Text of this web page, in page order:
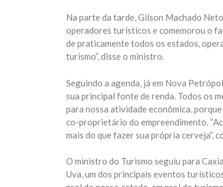
Na parte da tarde, Gilson Machado
operadores turísticos e comemorou o
de praticamente todos os estados,
turismo”, disse o ministro.
Seguindo a agenda, já em Nova
sua principal fonte de renda. Todos os
para nossa atividade econômica,
co-proprietário do empreendimento.
mais do que fazer sua própria cerveja”,
O ministro do Turismo seguiu para
Uva, um dos principais eventos